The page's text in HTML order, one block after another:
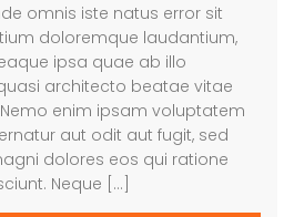
omnis iste natus error sit
doloremque laudantium,
ipsa quae ab illo
architecto beatae vitae
enim ipsam voluptatem
aut odit aut fugit, sed
dolores eos qui ratione
Neque […]